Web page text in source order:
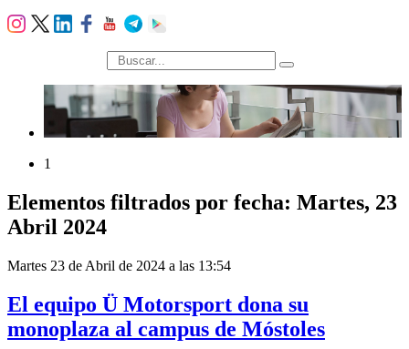
búsqueda
1
Elementos filtrados por fecha: Martes, 23
Abril 2024
Martes 23 de Abril de 2024 a las 13:54
El equipo Ü Motorsport dona su
monoplaza al campus de Móstoles